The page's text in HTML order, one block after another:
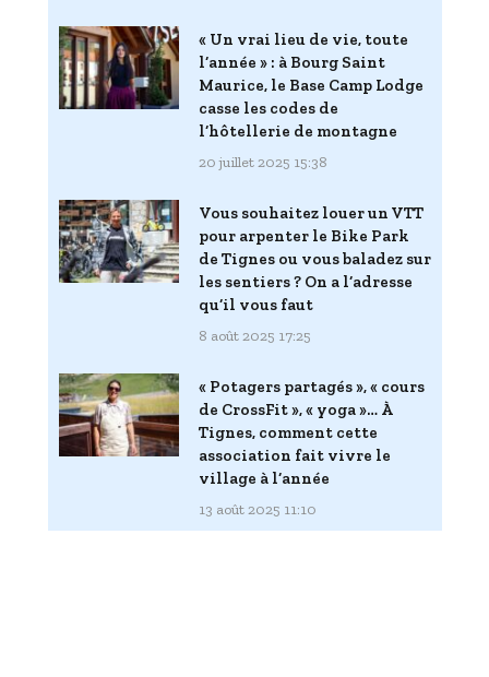
« Un vrai lieu de vie, toute
l’année » : à Bourg Saint
Maurice, le Base Camp Lodge
casse les codes de
l’hôtellerie de montagne
20 juillet 2025 15:38
Vous souhaitez louer un VTT
pour arpenter le Bike Park
de Tignes ou vous baladez sur
les sentiers ? On a l’adresse
qu’il vous faut
8 août 2025 17:25
« Potagers partagés », « cours
de CrossFit », « yoga »… À
Tignes, comment cette
association fait vivre le
village à l’année
13 août 2025 11:10